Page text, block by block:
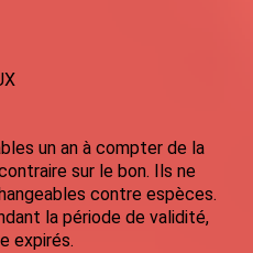
un an à compter de la
sur le bon. Ils ne
contre espèces.
la période de validité,
expirés.